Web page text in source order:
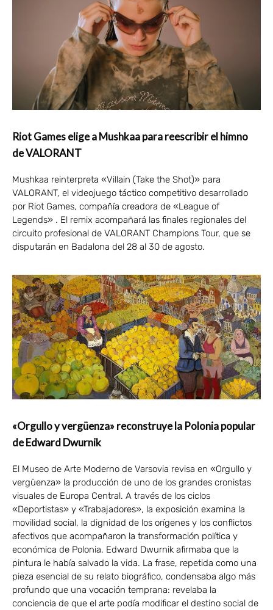
Riot Games elige a Mushkaa para reescribir el himno
de VALORANT
Mushkaa reinterpreta «Villain (Take the Shot)» para
VALORANT, el videojuego táctico competitivo desarrollado
por Riot Games, compañía creadora de «League of
Legends» . El remix acompañará las finales regionales del
circuito profesional de VALORANT Champions Tour, que se
disputarán en Badalona del 28 al 30 de agosto.
«Orgullo y vergüenza» reconstruye la Polonia popular
de Edward Dwurnik
El Museo de Arte Moderno de Varsovia revisa en «Orgullo y
vergüenza» la producción de uno de los grandes cronistas
visuales de Europa Central. A través de los ciclos
«Deportistas» y «Trabajadores», la exposición examina la
movilidad social, la dignidad de los orígenes y los conflictos
afectivos que acompañaron la transformación política y
económica de Polonia. Edward Dwurnik afirmaba que la
pintura le había salvado la vida. La frase, repetida como una
pieza esencial de su relato biográfico, condensaba algo más
profundo que una vocación temprana: revelaba la
conciencia de que el arte podía modificar el destino social de